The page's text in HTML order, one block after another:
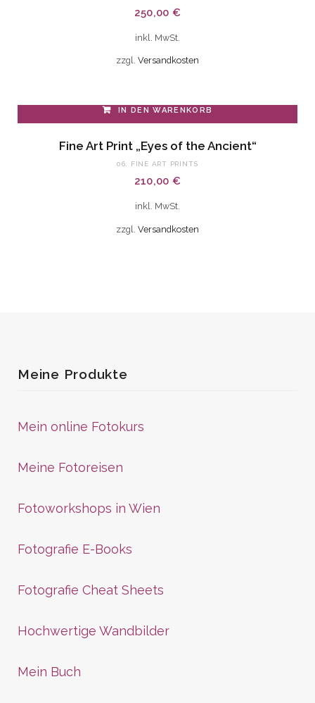
250,00 €
inkl. MwSt.
zzgl. Versandkosten
IN DEN WARENKORB
Fine Art Print „Eyes of the Ancient“
06. FINE ART PRINTS
210,00 €
inkl. MwSt.
zzgl. Versandkosten
Meine Produkte
Mein online Fotokurs
Meine Fotoreisen
Fotoworkshops in Wien
Fotografie E-Books
Fotografie Cheat Sheets
Hochwertige Wandbilder
Mein Buch